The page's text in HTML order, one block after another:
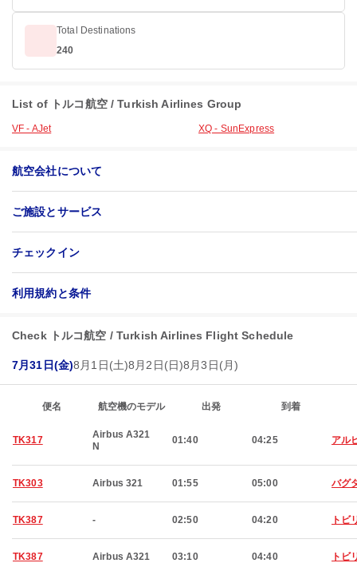
Total Destinations
240
List of トルコ航空 / Turkish Airlines Group
VF - AJet XQ - SunExpress
航空会社について
ご施設とサービス
チェックイン
利用規約と条件
Check トルコ航空 / Turkish Airlines Flight Schedule
7月31日(金)8月1日(土)8月2日(日)8月3日(月)
便名 航空機のモデル 出発 到着
TK317
Airbus A321
N
01:40 04:25 アル
TK303 Airbus 321 01:55 05:00 バグ
TK387 - 02:50 04:20 トビ
TK387 Airbus A321 03:10 04:40 トビ